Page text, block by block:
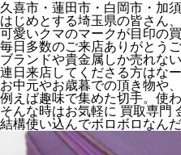
久喜市・蓮田市・白岡市・加
はじめとする埼玉県の皆さん
可愛いクマのマークが目印の
毎日多数のご来店ありがとうご
ブランドや貴金属しか売れな
連日来店してくださる方はな
お中元やお歳暮での頂き物や
例えば趣味で集めた切手。使
そんな時はお気軽に 買取専門
結構使い込んでボロボロなん